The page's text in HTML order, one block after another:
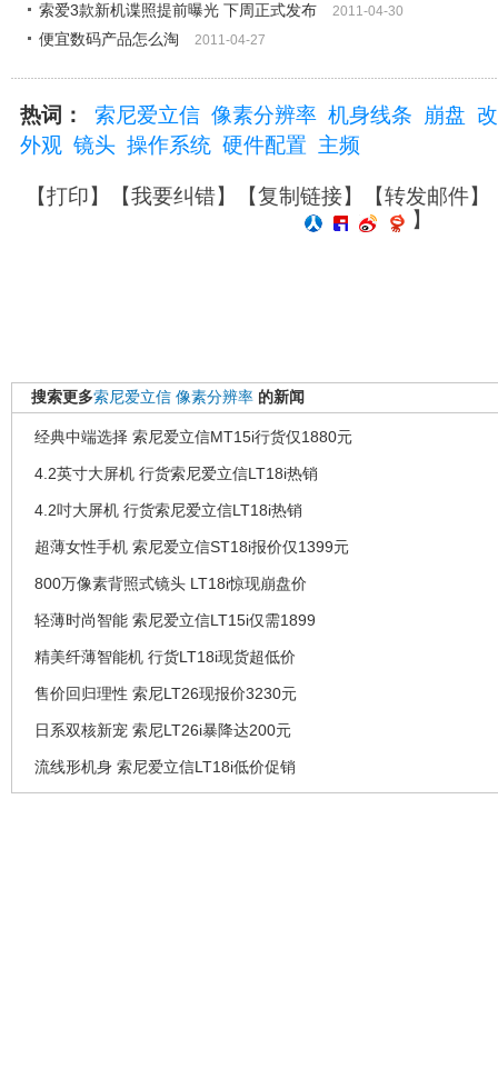
索爱3款新机谍照提前曝光 下周正式发布 2011-04-30
便宜数码产品怎么淘 2011-04-27
热词： 索尼爱立信 像素分辨率 机身线条 崩盘
外观 镜头 操作系统 硬件配置 主频
【打印】【我要纠错】【复制链接】【转发邮件】
】
搜索更多索尼爱立信 像素分辨率 的新闻
经典中端选择 索尼爱立信MT15i行货仅1880元
4.2英寸大屏机 行货索尼爱立信LT18i热销
4.2吋大屏机 行货索尼爱立信LT18i热销
超薄女性手机 索尼爱立信ST18i报价仅1399元
800万像素背照式镜头 LT18i惊现崩盘价
轻薄时尚智能 索尼爱立信LT15i仅需1899
精美纤薄智能机 行货LT18i现货超低价
售价回归理性 索尼LT26现报价3230元
日系双核新宠 索尼LT26i暴降达200元
流线形机身 索尼爱立信LT18i低价促销